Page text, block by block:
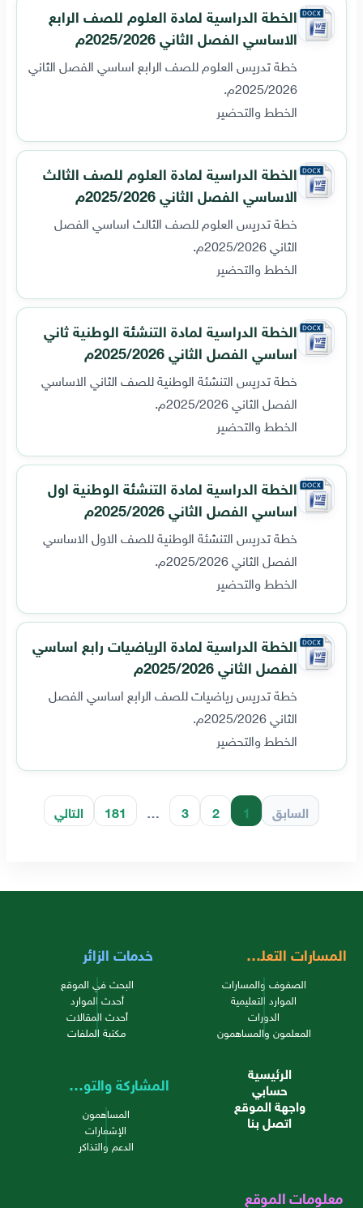
الخطة الدراسية لمادة العلوم للصف الرابع
الاساسي الفصل الثاني 2025/2026م
خطة تدريس العلوم للصف الرابع اساسي الفصل الثاني
2025/2026م.
الخطط والتحضير
الخطة الدراسية لمادة العلوم للصف الثالث
الاساسي الفصل الثاني 2025/2026م
خطة تدريس العلوم للصف الثالث اساسي الفصل
الثاني 2025/2026م.
الخطط والتحضير
الخطة الدراسية لمادة التنشئة الوطنية ثاني
اساسي الفصل الثاني 2025/2026م
خطة تدريس التنشئة الوطنية للصف الثاني الاساسي
الفصل الثاني 2025/2026م.
الخطط والتحضير
الخطة الدراسية لمادة التنشئة الوطنية اول
اساسي الفصل الثاني 2025/2026م
خطة تدريس التنشئة الوطنية للصف الاول الاساسي
الفصل الثاني 2025/2026م.
الخطط والتحضير
الخطة الدراسية لمادة الرياضيات رابع اساسي
الفصل الثاني 2025/2026م
خطة تدريس رياضيات للصف الرابع اساسي الفصل
الثاني 2025/2026م.
الخطط والتحضير
السابق 1
2
3
…
181 التالي
المسارات التعليمية
الصفوف والمسارات
الموارد التعليمية
الدورات
المعلمون والمساهمون
خدمات الزائر
البحث في الموقع
أحدث الموارد
أحدث المقالات
مكتبة الملفات
الرئيسية
حسابي
واجهة الموقع
اتصل بنا
المشاركة والتواصل
المساهمون
الإشعارات
الدعم والتذاكر
معلومات الموقع